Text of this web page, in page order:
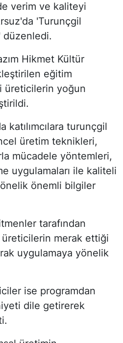
verim ve kaliteyi
'Turunçgil
düzenledi.
Hikmet Kültür
eğitim
üreticilerin yoğun
katılımcılara turunçgil
üretim teknikleri,
mücadele yöntemleri,
uygulamaları ile kaliteli
önemli bilgiler
tarafından
merak ettiği
uygulamaya yönelik
ise programdan
dile getirerek